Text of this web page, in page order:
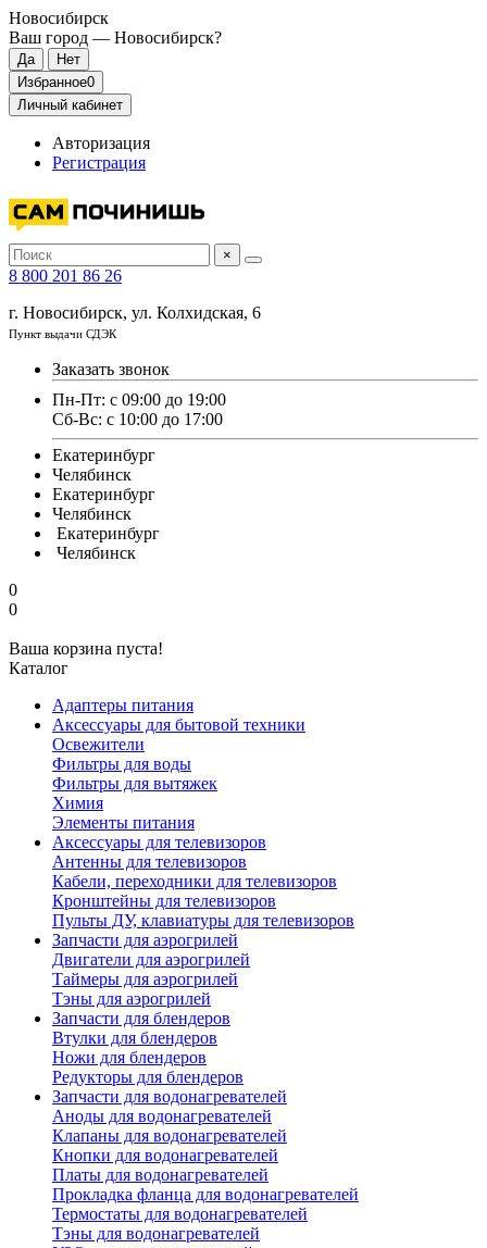
Новосибирск
Ваш город — Новосибирск?
Избранное0
Личный кабинет
Авторизация
Регистрация
×
8 800 201 86 26
г. Новосибирск, ул. Колхидская, 6
Пункт выдачи СДЭК
Заказать звонок
Пн-Пт: с 09:00 до 19:00
Сб-Вс: с 10:00 до 17:00
Екатеринбург
Челябинск
Екатеринбург
Челябинск
Екатеринбург
Челябинск
0
0
Ваша корзина пуста!
Каталог
Адаптеры питания
Аксессуары для бытовой техники
Освежители
Фильтры для воды
Фильтры для вытяжек
Химия
Элементы питания
Аксессуары для телевизоров
Антенны для телевизоров
Кабели, переходники для телевизоров
Кронштейны для телевизоров
Пульты ДУ, клавиатуры для телевизоров
Запчасти для аэрогрилей
Двигатели для аэрогрилей
Таймеры для аэрогрилей
Тэны для аэрогрилей
Запчасти для блендеров
Втулки для блендеров
Ножи для блендеров
Редукторы для блендеров
Запчасти для водонагревателей
Аноды для водонагревателей
Клапаны для водонагревателей
Кнопки для водонагревателей
Платы для водонагревателей
Прокладка фланца для водонагревателей
Термостаты для водонагревателей
Тэны для водонагревателей